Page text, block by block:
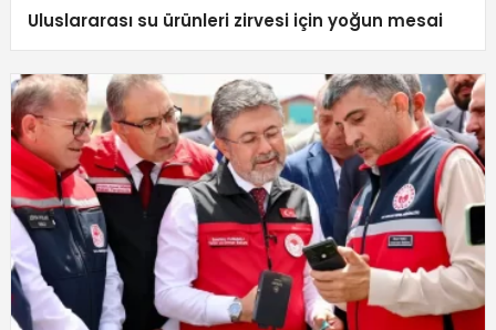
Uluslararası su ürünleri zirvesi için yoğun mesai